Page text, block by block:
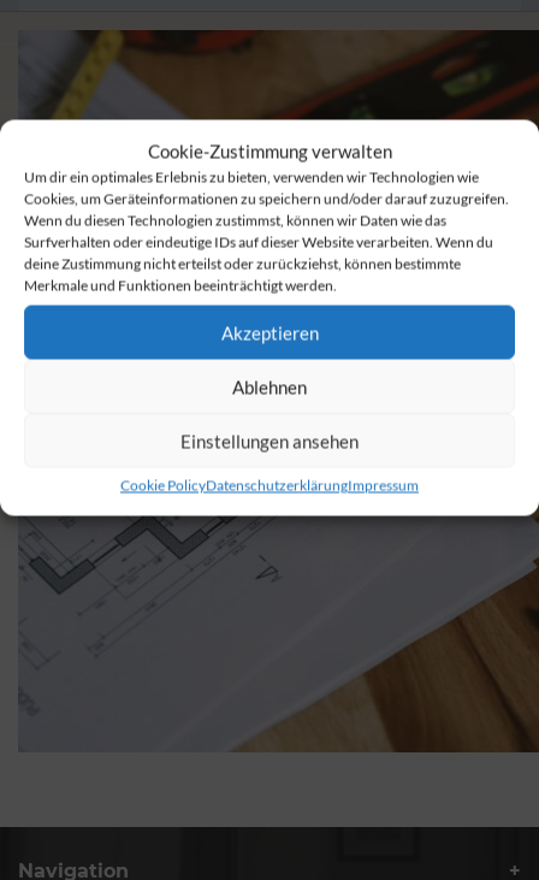
Cookie-Zustimmung verwalten
Um dir ein optimales Erlebnis zu bieten, verwenden wir Technologien wie
Cookies, um Geräteinformationen zu speichern und/oder darauf zuzugreifen.
Wenn du diesen Technologien zustimmst, können wir Daten wie das
Surfverhalten oder eindeutige IDs auf dieser Website verarbeiten. Wenn du
deine Zustimmung nicht erteilst oder zurückziehst, können bestimmte
Merkmale und Funktionen beeinträchtigt werden.
Akzeptieren
Ablehnen
Einstellungen ansehen
Cookie PolicyDatenschutzerklärungImpressum
Navigation